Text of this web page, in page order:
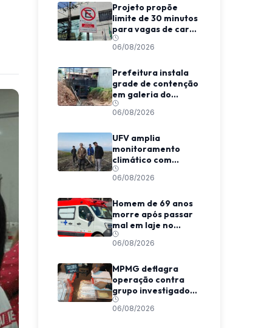
Projeto propõe
limite de 30 minutos
para vagas de carga
e descarga em
Viçosa
06/08/2026
Prefeitura instala
grade de contenção
em galeria do
Córrego da
Conceição
06/08/2026
UFV amplia
monitoramento
climático com
expedição em
região vulcânica da
06/08/2026
Homem de 69 anos
morre após passar
mal em laje no
Centro de Viçosa
06/08/2026
MPMG deflagra
operação contra
grupo investigado
por fraudes
eletrônicas de R$
06/08/2026